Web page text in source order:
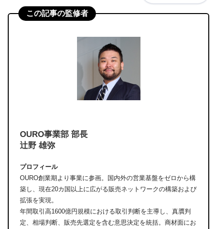
この記事の監修者
OURO事業部 部長
辻野 雄弥
プロフィール
OURO創業期より事業に参画。国内外の営業基盤をゼロから構
築し、現在20カ国以上に広がる販売ネットワークの構築および
拡張を実現。
年間取引高1600億円規模における取引判断を主導し、真贋判
定、相場判断、販売先選定を含む意思決定を統括。商材面にお